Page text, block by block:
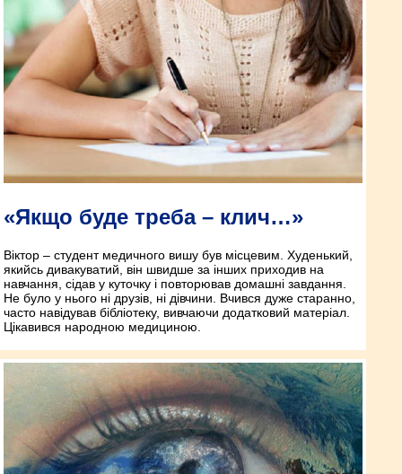
«Якщо буде треба – клич…»
Віктор – студент медичного вишу був місцевим. Худенький,
якийсь дивакуватий, він швидше за інших приходив на
навчання, сідав у куточку і повторював домашні завдання.
Не було у нього ні друзів, ні дівчини. Вчився дуже старанно,
часто навідував бібліотеку, вивчаючи додатковий матеріал.
Цікавився народною медициною.